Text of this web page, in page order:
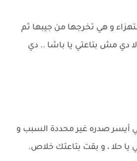
و هي تخرجها من جيبها ثم
دي مش بتاعتي يا باشا .. دي
صدره غير محددة السبب و
يا حلا ، و بقت بتاعتك خلاص.